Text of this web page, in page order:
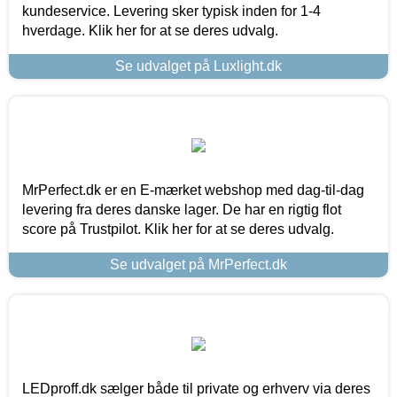
kundeservice. Levering sker typisk inden for 1-4
hverdage. Klik her for at se deres udvalg.
Se udvalget på Luxlight.dk
MrPerfect.dk er en E-mærket webshop med dag-til-dag
levering fra deres danske lager. De har en rigtig flot
score på Trustpilot. Klik her for at se deres udvalg.
Se udvalget på MrPerfect.dk
LEDproff.dk sælger både til private og erhverv via deres